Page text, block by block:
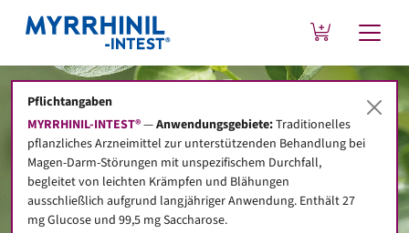
Pflichtangaben
MYRRHINIL-INTEST®—Anwendungsgebiete:Traditionelles
pflanzliches Arzneimittel zur unterstützenden Behandlung bei
Magen-Darm-Störungen mit unspezifischem Durchfall,
begleitet von leichten Krämpfen und Blähungen
ausschließlich aufgrund langjähriger Anwendung. Enthält 27
mg Glucose und 99,5 mg Saccharose.